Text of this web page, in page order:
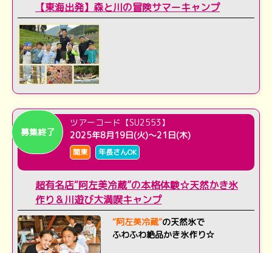
【東海出発】森と川の冒険サマーキャンプ
募集終了
ツアーコード【SU2553】
2025年8月19日(火)～21日(木)
関東 年長さんOK
超有名店“阿左美冷蔵”の本格体験☆天然かき氷
作り＆川遊び大満喫キャンプ
“阿左美冷蔵”の天然氷で
ふわふわ絶品かき氷作り☆